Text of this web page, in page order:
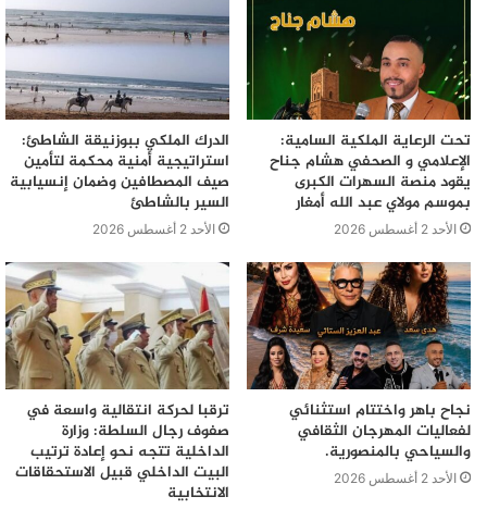
تحت الرعاية الملكية السامية:
الإعلامي و الصحفي هشام جناح
يقود منصة السهرات الكبرى
بموسم مولاي عبد الله أمغار
الأحد 2 أغسطس 2026
الدرك الملكي ببوزنيقة الشاطئ:
استراتيجية أمنية محكمة لتأمين
صيف المصطافين وضمان إنسيابية
السير بالشاطئ
الأحد 2 أغسطس 2026
نجاح باهر واختتام استثنائي
لفعاليات المهرجان الثقافي
والسياحي بالمنصورية.
الأحد 2 أغسطس 2026
ترقبا لحركة انتقالية واسعة في
صفوف رجال السلطة: وزارة
الداخلية تتجه نحو إعادة ترتيب
البيت الداخلي قبيل الاستحقاقات
الانتخابية